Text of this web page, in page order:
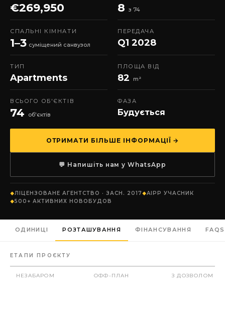
€269,950 8 з 74
СПАЛЬНІ КІМНАТИ
1–3 суміщений санвузол
ПЕРЕДАЧА
Q1 2028
ТИП
Apartments
ПЛОЩА ВІД
82 m²
ВСЬОГО ОБ'ЄКТІВ
74 об'єктів
ФАЗА
Будується
ОТРИМАТИ БІЛЬШЕ ІНФОРМАЦІЇ →
💬 Напишіть нам у WhatsApp
ЛІЦЕНЗОВАНЕ АГЕНТСТВО · ЗАСН. 2017
AIPP УЧАСНИК
500+ АКТИВНИХ НОВОБУДОВ
ОДИНИЦІ РОЗТАШУВАННЯ ФІНАНСУВАННЯ FAQS
ЕТАПИ ПРОЄКТУ
НЕЗАБАРОМ ОФФ-ПЛАН З ДОЗВОЛОМ